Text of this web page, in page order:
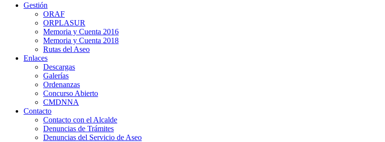
Gestión
ORAF
ORPLASUR
Memoria y Cuenta 2016
Memoria y Cuenta 2018
Rutas del Aseo
Enlaces
Descargas
Galerías
Ordenanzas
Concurso Abierto
CMDNNA
Contacto
Contacto con el Alcalde
Denuncias de Trámites
Denuncias del Servicio de Aseo